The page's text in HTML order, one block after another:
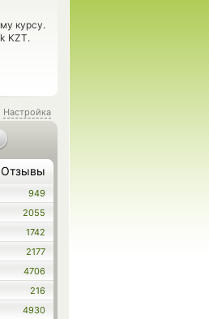
курсу.
KZT.
Настройка
Отзывы
949
2055
1742
2177
4706
216
4930